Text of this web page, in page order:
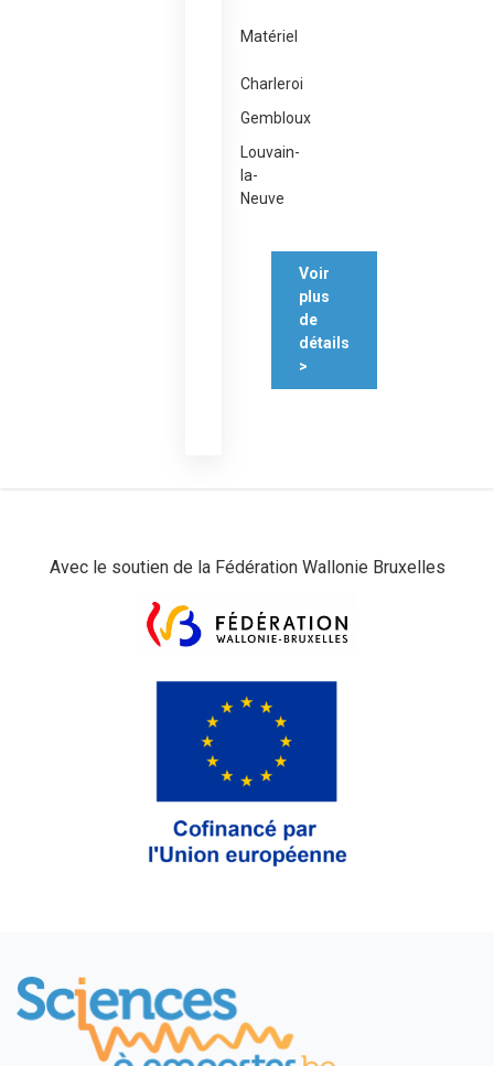
Matériel
Charleroi
Gembloux
Louvain-
la-
Neuve
Voir
plus
de
détails
>
Avec le soutien de la Fédération Wallonie Bruxelles